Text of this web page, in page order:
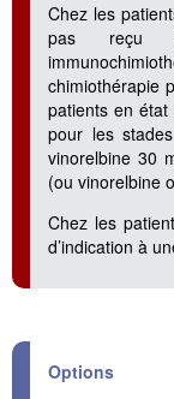
Chez les
pas reçu
chimiothérapie
patients en
pour les
vinorelbine 30
(ou vinorelbine
Chez les
d’indication à
Options